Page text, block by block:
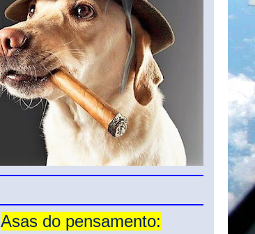
Asas do pensamento: